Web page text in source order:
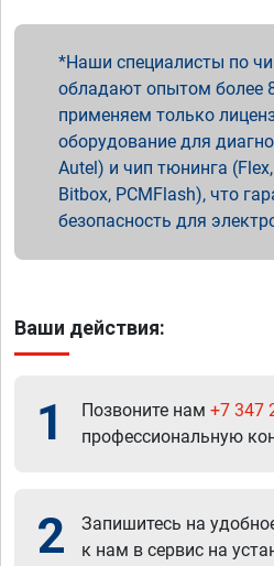
Наши специалисты по
обладают опытом более
применяем только
оборудование для
Autel) и чип тюнинга
Bitbox, PCMFlash), что
безопасность для
Ваши действия:
1 Позвоните нам +7 347
профессиональную
2
Запишитесь на
к нам в сервис на